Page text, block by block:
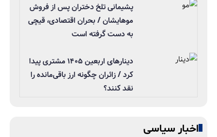
پشیمانی تلخ دختران پس از فروش
موهایشان / بحران اقتصادی، قیچی
به دست گرفته است
دینارهای اربعین ۱۴۰۵ مشتری پیدا
کرد / زائران چگونه ارز باقی‌مانده را
نقد کنند؟
اخبار سیاسی